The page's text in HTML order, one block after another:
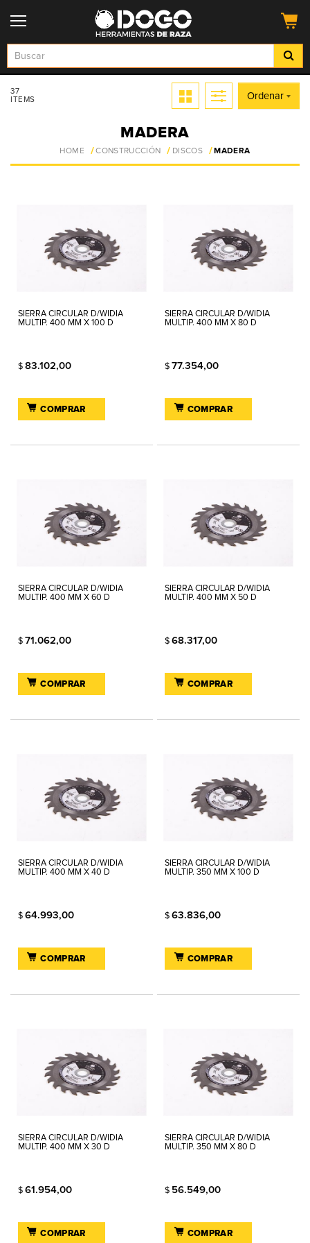
MADERA
HOME CONSTRUCCIÓN DISCOS MADERA
37
ITEMS
Ordenar
SIERRA CIRCULAR D/WIDIA
MULTIP. 400 MM X 100 D
$ 83.102,00
COMPRAR
SIERRA CIRCULAR D/WIDIA
MULTIP. 400 MM X 80 D
$77.354,00
COMPRAR
SIERRA CIRCULAR D/WIDIA
MULTIP. 400 MM X 60 D
$ 71.062,00
COMPRAR
SIERRA CIRCULAR D/WIDIA
MULTIP. 400 MM X 50 D
$68.317,00
COMPRAR
SIERRA CIRCULAR D/WIDIA
MULTIP. 400 MM X 40 D
$ 64.993,00
COMPRAR
SIERRA CIRCULAR D/WIDIA
MULTIP. 350 MM X 100 D
$63.836,00
COMPRAR
SIERRA CIRCULAR D/WIDIA
MULTIP. 400 MM X 30 D
$ 61.954,00
COMPRAR
SIERRA CIRCULAR D/WIDIA
MULTIP. 350 MM X 80 D
$ 56.549,00
COMPRAR